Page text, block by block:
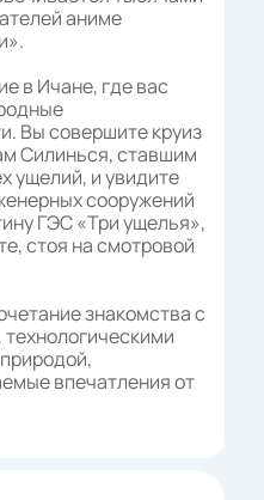
аниме
в Ичане, где вас
Вы совершите круиз
Силинься, ставшим
ущелий, и увидите
сооружений
ГЭС «Три ущелья»,
стоя на смотровой
знакомства с
впечатления от